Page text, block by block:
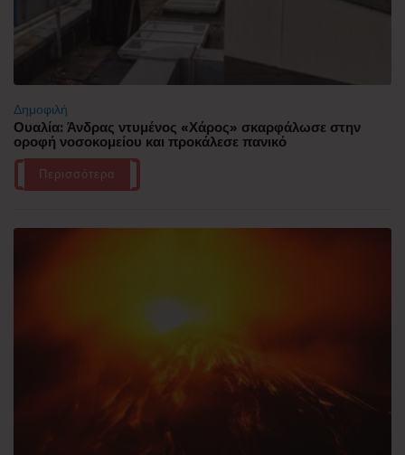
Δημοφιλή
Ουαλία: Άνδρας ντυμένος «Χάρος» σκαρφάλωσε στην
οροφή νοσοκομείου και προκάλεσε πανικό
Περισσότερα